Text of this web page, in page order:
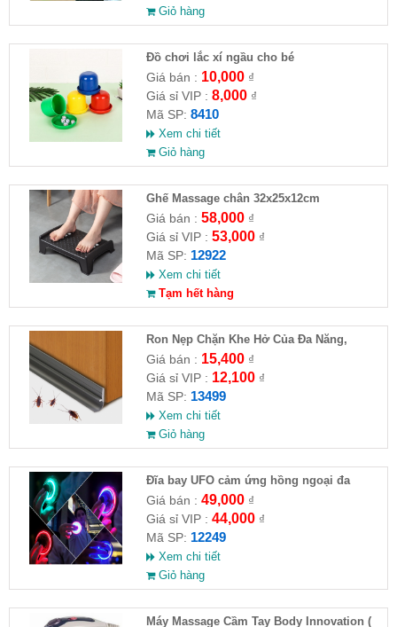
Giỏ hàng
Đồ chơi lắc xí ngầu cho bé
Giá bán : 10,000₫
Giá sỉ VIP : 8,000₫
Mã SP: 8410
Xem chi tiết
Giỏ hàng
Ghế Massage chân 32x25x12cm
Giá bán : 58,000₫
Giá sỉ VIP : 53,000₫
Mã SP: 12922
Xem chi tiết
Tạm hết hàng
Ron Nẹp Chặn Khe Hở Của Đa Năng,
Chống Côn Trùng( HĐ )
Giá bán : 15,400₫
Giá sỉ VIP : 12,100₫
Mã SP: 13499
Xem chi tiết
Giỏ hàng
Đĩa bay UFO cảm ứng hồng ngoại đa
chiều tự động bay về
Giá bán : 49,000₫
Giá sỉ VIP : 44,000₫
Mã SP: 12249
Xem chi tiết
Giỏ hàng
Máy Massage Cầm Tay Body Innovation (